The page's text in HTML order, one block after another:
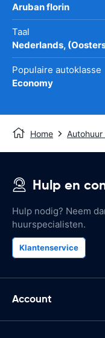
Aruban florin
Taal
Nederlands,
Populaire autoklasse
Economy
Home Autohuur
Hulp en
Hulp nodig? Neem
huurspecialisten.
Klantenservice
Account